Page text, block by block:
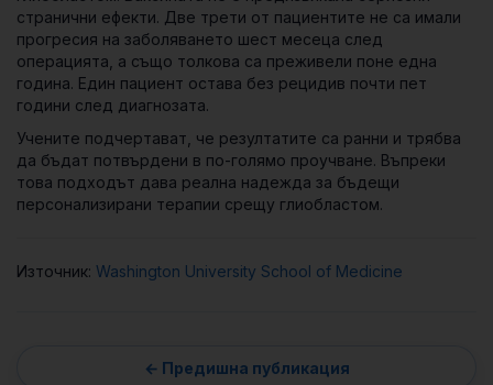
странични ефекти. Две трети от пациентите не са имали
прогресия на заболяването шест месеца след
операцията, а също толкова са преживели поне една
година. Един пациент остава без рецидив почти пет
години след диагнозата.
Учените подчертават, че резултатите са ранни и трябва
да бъдат потвърдени в по-голямо проучване. Въпреки
това подходът дава реална надежда за бъдещи
персонализирани терапии срещу глиобластом.
Източник: Washington University School of Medicine